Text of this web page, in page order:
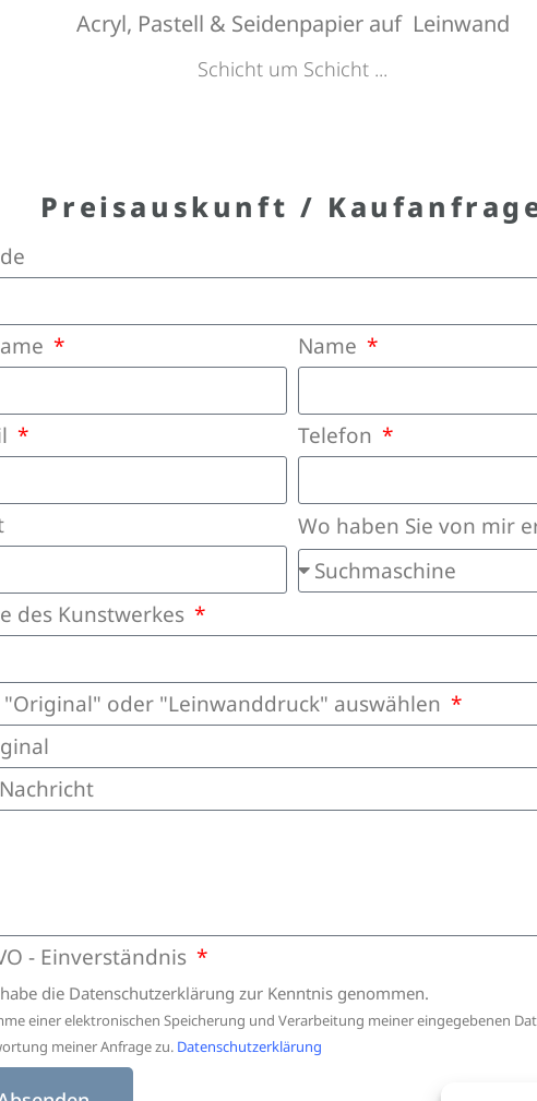
Acryl, Pastell & Seidenpapier auf Leinwand
Schicht um Schicht ...
Preisauskunft /
Name
Telefon
Wo haben Sie von mir
des Kunstwerkes
"Original" oder "Leinwanddruck" auswählen
- Einverständnis
die Datenschutzerklärung zur Kenntnis genommen.
einer elektronischen Speicherung und Verarbeitung meiner eingegebenen
meiner Anfrage zu. Datenschutzerklärung